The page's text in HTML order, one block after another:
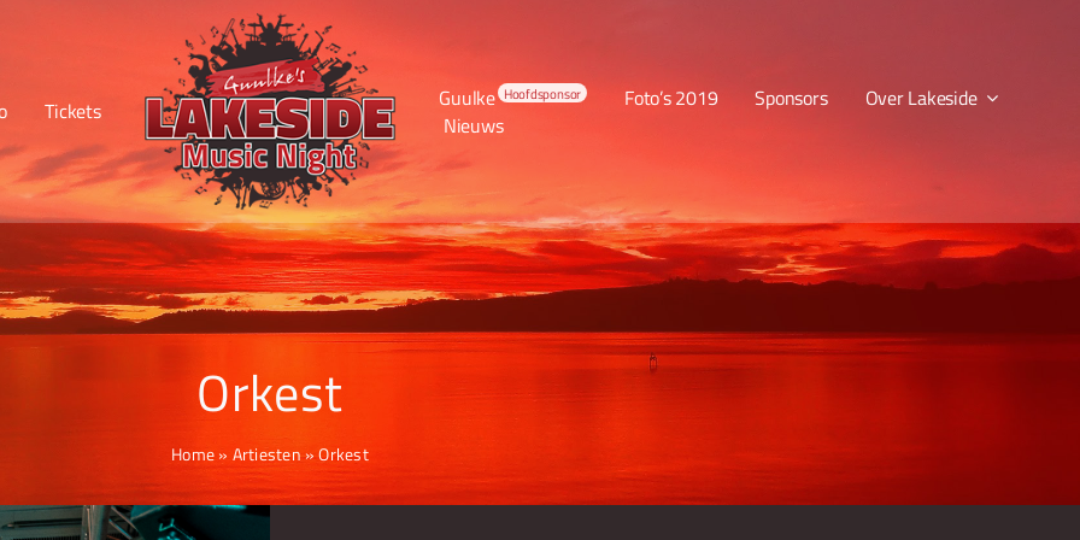
Tickets Guulke Hoofdsponsor Foto’s 2019 Sponsors
Over Lakeside
Nieuws
Orkest
Home» Artiesten»Orkest